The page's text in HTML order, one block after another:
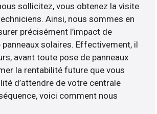
sollicitez, vous obtenez la visite
Ainsi, nous sommes en
précisément l’impact de
panneaux solaires. Effectivement, il
avant toute pose de panneaux
la rentabilité future que vous
d’attendre de votre centrale
voici comment nous